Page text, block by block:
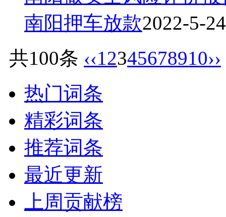
南阳押车放款2022-5-
共100条 ‹‹12345678910››
热门词条
精彩词条
推荐词条
最近更新
上周贡献榜